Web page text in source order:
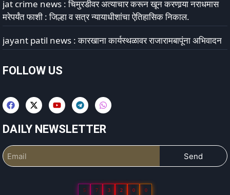
jat crime news : चिमुरडीवर अत्याचार करून खून करणार्‍या नराधमास
मरेपर्यंत फाशी : जिल्हा व सत्र न्यायाधीशांचा ऐतिहासिक निकाल.
jayant patil news : कारखाना कार्यस्थळावर राजारामबापूंना अभिवादन
FOLLOW US
DAILY NEWSLETTER
Send
5 7 3 2 0 0